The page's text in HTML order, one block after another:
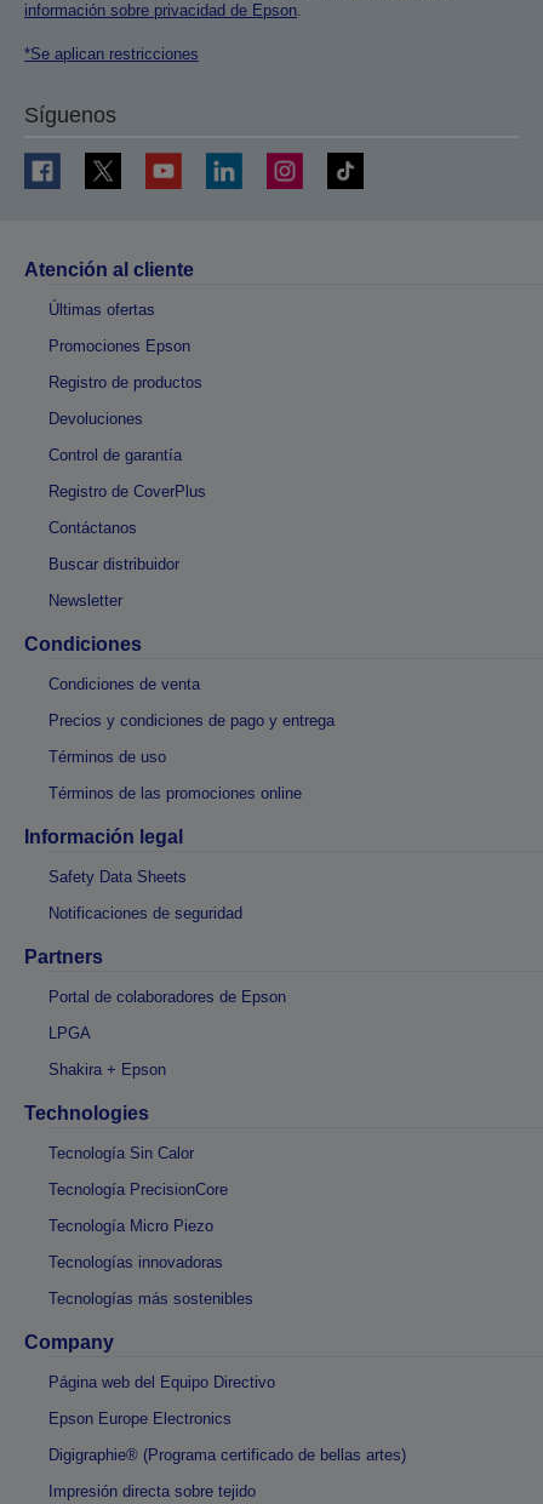
información sobre privacidad de Epson.
*Se aplican restricciones
Síguenos
Atención al cliente
Últimas ofertas
Promociones Epson
Registro de productos
Devoluciones
Control de garantía
Registro de CoverPlus
Contáctanos
Buscar distribuidor
Newsletter
Condiciones
Condiciones de venta
Precios y condiciones de pago y entrega
Términos de uso
Términos de las promociones online
Información legal
Safety Data Sheets
Notificaciones de seguridad
Partners
Portal de colaboradores de Epson
LPGA
Shakira + Epson
Technologies
Tecnología Sin Calor
Tecnología PrecisionCore
Tecnología Micro Piezo
Tecnologías innovadoras
Tecnologías más sostenibles
Company
Página web del Equipo Directivo
Epson Europe Electronics
Digigraphie® (Programa certificado de bellas artes)
Impresión directa sobre tejido